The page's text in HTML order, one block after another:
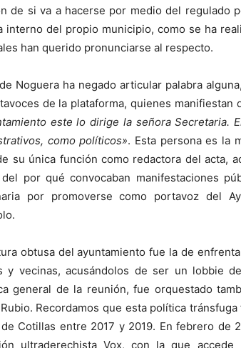
de si va a hacerse por medio del regulado
interno del propio municipio, como se ha
han querido pronunciarse al respecto.
Noguera ha negado articular palabra
de la plataforma, quienes manifiestan
este lo dirige la señora Secretaria.
como políticos». Esta persona es la
su única función como redactora del acta,
del por qué convocaban manifestaciones
por promoverse como portavoz del
obtusa del ayuntamiento fue la de
y vecinas, acusándolos de ser un lobbie
general de la reunión, fue orquestado
Recordamos que esta política
Cotillas entre 2017 y 2019. En febrero de
ultraderechista Vox, con la que